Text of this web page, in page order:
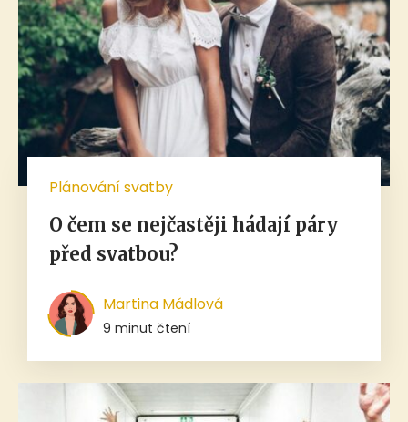
Plánování svatby
O čem se nejčastěji hádají páry
před svatbou?
Martina Mádlová
9 minut čtení